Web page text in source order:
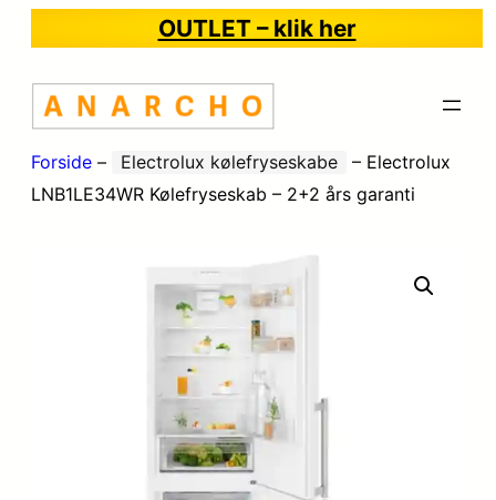
OUTLET – klik her
Forside – Electrolux kølefryseskabe – Electrolux
LNB1LE34WR Kølefryseskab – 2+2 års garanti